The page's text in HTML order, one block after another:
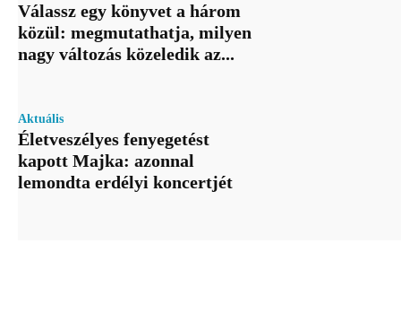
Válassz egy könyvet a három
közül: megmutathatja, milyen
nagy változás közeledik az...
Aktuális
Életveszélyes fenyegetést
kapott Majka: azonnal
lemondta erdélyi koncertjét